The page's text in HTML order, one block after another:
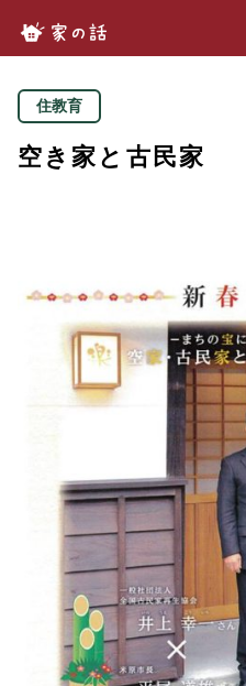
住教育
空き家と古民家